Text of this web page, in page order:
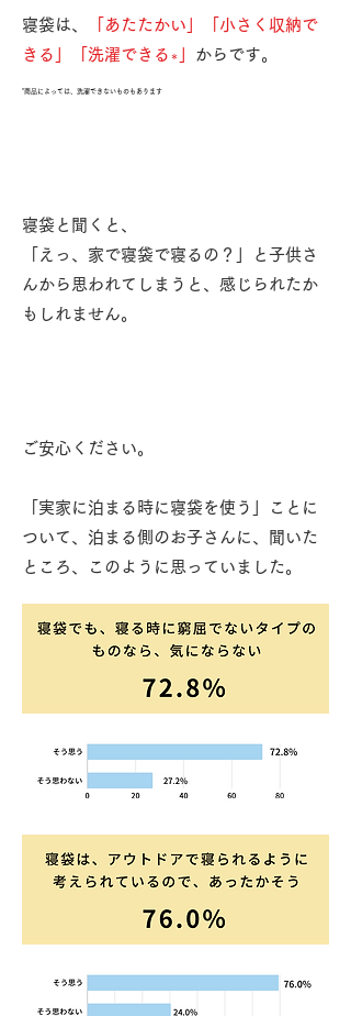
寝袋は、
「あたたかい」「小さく収納で
きる」「洗濯できる ＊ からです。
*商品によっては、洗濯できないものもあります
寝袋と聞くと、
「えっ、家で寝袋で寝るの？」と子供さ
んから思われてしまうと、感じられたか
もしれません。
​ご安心ください。
「実家に泊まる時に寝袋を使う」ことに
ついて、泊まる側のお子さんに、聞いた
ところ、このように思っていました。